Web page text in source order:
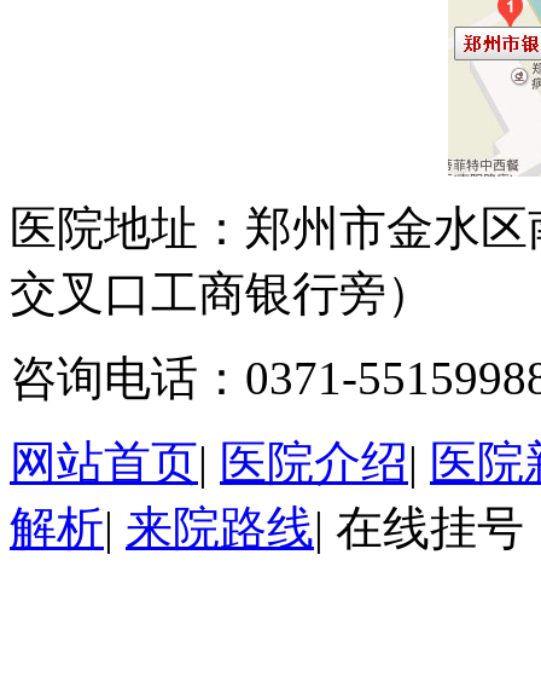
医院地址：郑州市金水
交叉口工商银行旁）
咨询电话：0371-
网站首页| 医院介绍| 医院
解析| 来院路线| 在线挂号